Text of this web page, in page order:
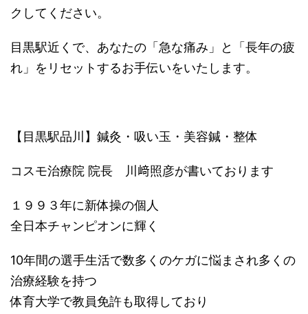
クしてください。
目黒駅近くで、あなたの「急な痛み」と「長年の疲
れ」をリセットするお手伝いをいたします。
【目黒駅品川】鍼灸・吸い玉・美容鍼・整体
コスモ治療院 院長 川﨑照彦が書いております
１９９３年に新体操の個人
全日本チャンピオンに輝く
10年間の選手生活で数多くのケガに悩まされ多くの
治療経験を持つ
体育大学で教員免許も取得しており